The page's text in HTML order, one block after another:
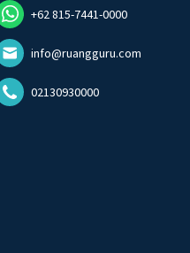
+62 815-7441-0000
info@ruangguru.com
02130930000